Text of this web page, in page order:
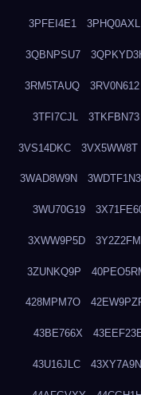
3PFEI4E1 3PHQ0AXL
3QBNPSU7
3RM5TAUQ 3RV0N612
3TFI7CJL 3TKFBN73
3VS14DKC 3VX5WW8T
3WAD8W9N 3WDTF1N3
3WU70G19
3XWW9P5D
3ZUNKQ9P
428MPM7O
43BE766X
43U16JLC 43XY7A9N